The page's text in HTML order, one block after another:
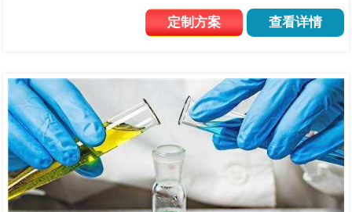
的厨房油污清洗，汽车车身清洗等，都会使用到清洗剂萃
取。清洗剂的产生和使用的过程都有可能出现泡沫问题，
定制方案 查看详情